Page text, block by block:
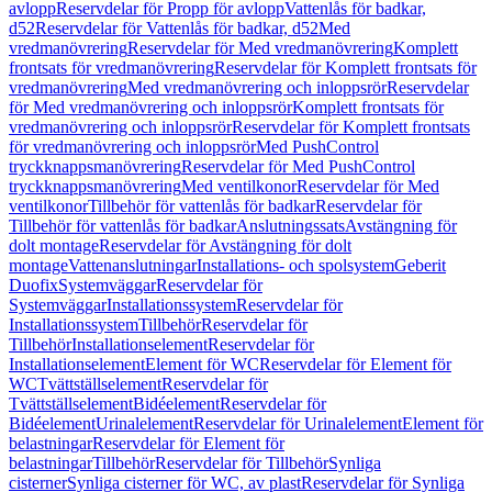
avloppReservdelar för Propp för avloppVattenlås för badkar,
d52Reservdelar för Vattenlås för badkar, d52Med
vredmanövreringReservdelar för Med vredmanövreringKomplett
frontsats för vredmanövreringReservdelar för Komplett frontsats för
vredmanövreringMed vredmanövrering och inloppsrörReservdelar
för Med vredmanövrering och inloppsrörKomplett frontsats för
vredmanövrering och inloppsrörReservdelar för Komplett frontsats
för vredmanövrering och inloppsrörMed PushControl
tryckknappsmanövreringReservdelar för Med PushControl
tryckknappsmanövreringMed ventilkonorReservdelar för Med
ventilkonorTillbehör för vattenlås för badkarReservdelar för
Tillbehör för vattenlås för badkarAnslutningssatsAvstängning för
dolt montageReservdelar för Avstängning för dolt
montageVattenanslutningarInstallations- och spolsystemGeberit
DuofixSystemväggarReservdelar för
SystemväggarInstallationssystemReservdelar för
InstallationssystemTillbehörReservdelar för
TillbehörInstallationselementReservdelar för
InstallationselementElement för WCReservdelar för Element för
WCTvättställselementReservdelar för
TvättställselementBidéelementReservdelar för
BidéelementUrinalelementReservdelar för UrinalelementElement för
belastningarReservdelar för Element för
belastningarTillbehörReservdelar för TillbehörSynliga
cisternerSynliga cisterner för WC, av plastReservdelar för Synliga